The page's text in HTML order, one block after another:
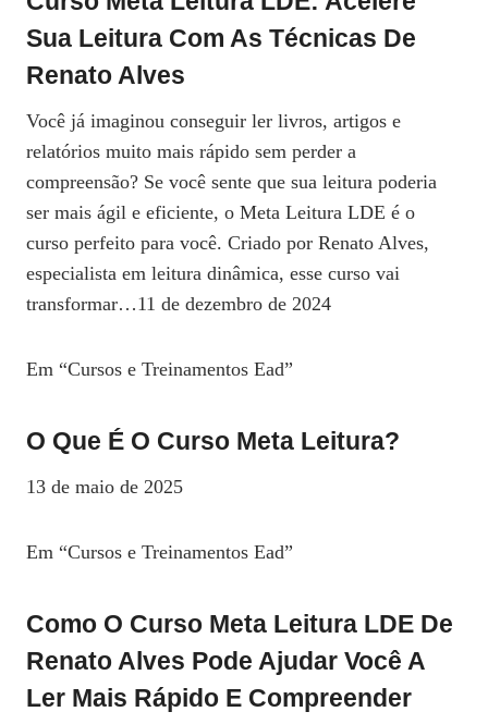
Sua Leitura Com As Técnicas De
Renato Alves
Você já imaginou conseguir ler livros, artigos e
relatórios muito mais rápido sem perder a
compreensão? Se você sente que sua leitura poderia
ser mais ágil e eficiente, o Meta Leitura LDE é o
curso perfeito para você. Criado por Renato Alves,
especialista em leitura dinâmica, esse curso vai
transformar…11 de dezembro de 2024
Em “Cursos e Treinamentos Ead”
O Que É O Curso Meta Leitura?
13 de maio de 2025
Em “Cursos e Treinamentos Ead”
Como O Curso Meta Leitura LDE De
Renato Alves Pode Ajudar Você A
Ler Mais Rápido E Compreender